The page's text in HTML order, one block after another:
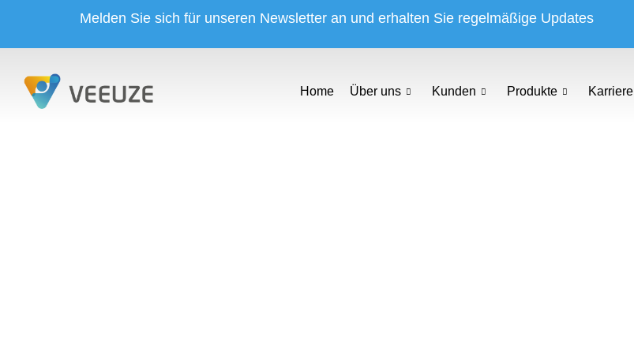
Melden Sie sich für unseren Newsletter an und erhalten Sie regelmäßige Updates
Home Über uns Kunden Produkte Karriere